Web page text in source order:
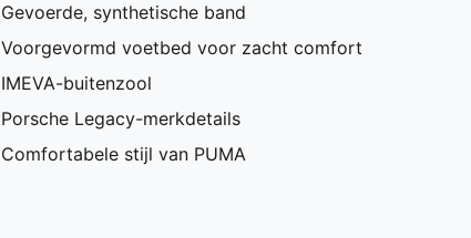
Gevoerde, synthetische band
Voorgevormd voetbed voor zacht comfort
IMEVA-buitenzool
Porsche Legacy-merkdetails
Comfortabele stijl van PUMA